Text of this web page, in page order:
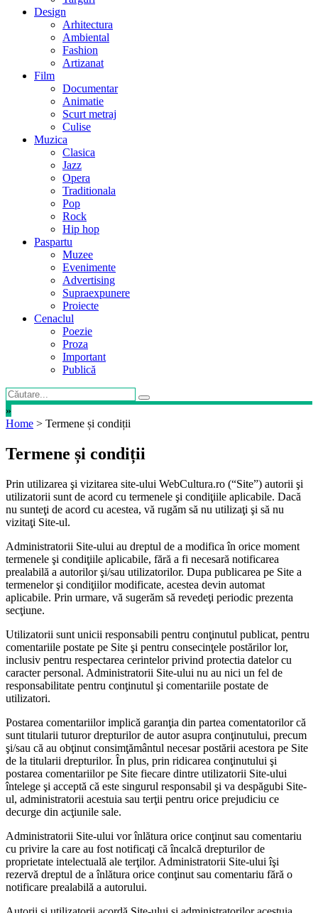
Design
Arhitectura
Ambiental
Fashion
Artizanat
Film
Documentar
Animatie
Scurt metraj
Culise
Muzica
Clasica
Jazz
Opera
Traditionala
Pop
Rock
Hip hop
Paspartu
Muzee
Evenimente
Advertising
Supraexpunere
Proiecte
Cenaclul
Poezie
Proza
Important
Publică
»
Home > Termene și condiții
Termene și condiții
Prin utilizarea şi vizitarea site-ului WebCultura.ro (“Site”) autorii şi
utilizatorii sunt de acord cu termenele şi condiţiile aplicabile. Dacă
nu sunteţi de acord cu acestea, vă rugăm să nu utilizaţi şi să nu
vizitaţi Site-ul.
Administratorii Site-ului au dreptul de a modifica în orice moment
termenele şi condiţiile aplicabile, fără a fi necesară notificarea
prealabilă a autorilor şi/sau utilizatorilor. Dupa publicarea pe Site a
termenelor şi condiţiilor modificate, acestea devin automat
aplicabile. Prin urmare, vă sugerăm să revedeţi periodic prezenta
secţiune.
Utilizatorii sunt unicii responsabili pentru conţinutul publicat, pentru
comentariile postate pe Site şi pentru consecinţele postărilor lor,
inclusiv pentru respectarea cerintelor privind protectia datelor cu
caracter personal. Administratorii Site-ului nu au nici un fel de
responsabilitate pentru conţinutul şi comentariile postate de
utilizatori.
Postarea comentariilor implică garanţia din partea comentatorilor că
sunt titularii tuturor drepturilor de autor asupra conţinutului, precum
şi/sau că au obţinut consimţământul necesar postării acestora pe Site
de la titularii drepturilor. În plus, prin ridicarea conţinutului şi
postarea comentariilor pe Site fiecare dintre utilizatorii Site-ului
întelege şi acceptă că este singurul responsabil şi va despăgubi Site-
ul, administratorii acestuia sau terţii pentru orice prejudiciu ce
decurge din acţiunile sale.
Administratorii Site-ului vor înlătura orice conţinut sau comentariu
cu privire la care au fost notificaţi că încalcă drepturilor de
proprietate intelectuală ale terţilor. Administratorii Site-ului îşi
rezervă dreptul de a înlătura orice conţinut sau comentariu fără o
notificare prealabilă a autorului.